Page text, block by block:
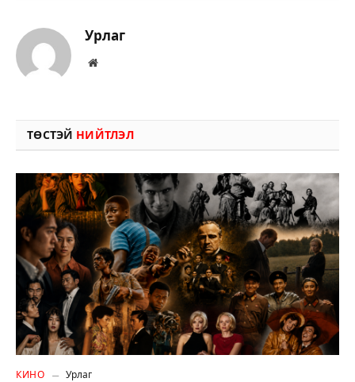
Урлаг
Вэбсайт
ТӨСТЭЙ НИЙТЛЭЛ
КИНО Урлаг